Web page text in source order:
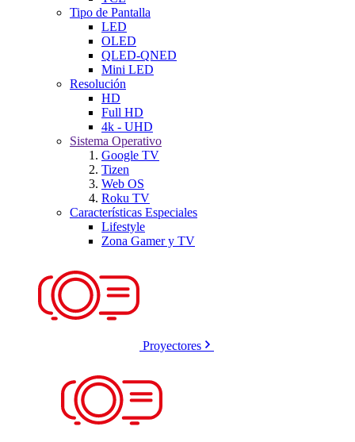
Tipo de Pantalla
LED
OLED
QLED-QNED
Mini LED
Resolución
HD
Full HD
4k - UHD
Sistema Operativo
Google TV
Tizen
Web OS
Roku TV
Características Especiales
Lifestyle
Zona Gamer y TV
Proyectores